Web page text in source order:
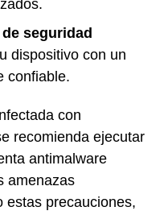
seguridad
dispositivo con un
confiable.
con
recomienda ejecutar
antimalware
amenazas
estas precauciones,